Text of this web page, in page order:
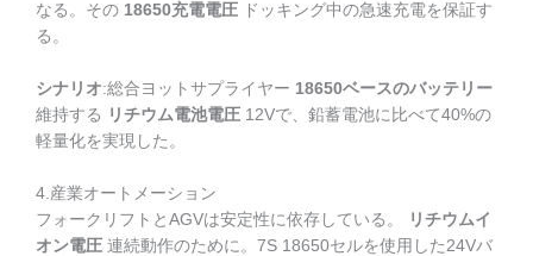
なる。その 18650充電電圧 ドッキング中の急速充電を保証す
る。
シナリオ:総合ヨットサプライヤー 18650ベースのバッテリー
維持する リチウム電池電圧 12Vで、鉛蓄電池に比べて40%の
軽量化を実現した。
4.産業オートメーション
フォークリフトとAGVは安定性に依存している。
リチウムイ
オン電圧 連続動作のために。7S 18650セルを使用した24Vバ